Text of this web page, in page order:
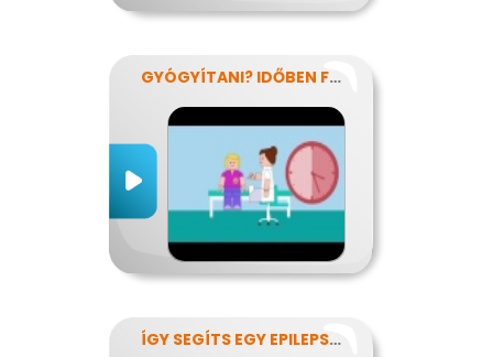
GYÓGYÍTANI? IDŐBEN FELISMERNI!
ÍGY SEGÍTS EGY EPILEPSZIÁSNAK